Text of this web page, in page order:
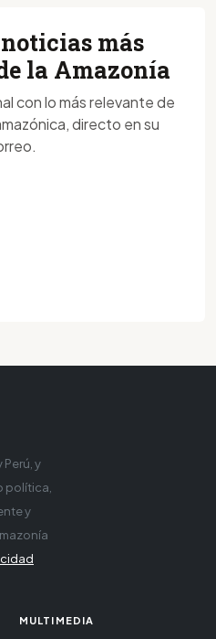
más
la Amazonía
con lo más relevante de
directo en su
y
política,
y
MULTIMEDIA